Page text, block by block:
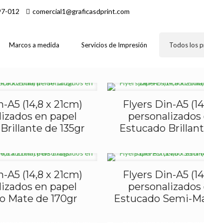
012 comercial1@graficasdprint.com
Marcos a medida Servicios de Impresión Todos los
A5 (14,8 x 21cm)
en papel
de 135gr
Flyers Din-A5
personalizados
Estucado
A5 (14,8 x 21cm)
en papel
Mate de 170gr
Flyers Din-A5
personalizados
Estucado Semi-